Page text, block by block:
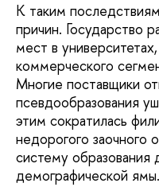
К таким
причин. Государство
мест в
коммерческого
Многие поставщики
псевдообразования
этим сократилась
недорогого заочного
систему образования
демографической ямы.